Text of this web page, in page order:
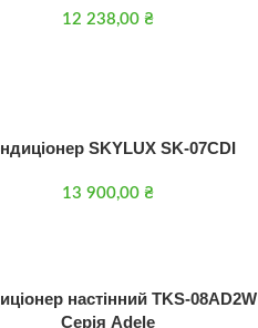
12 238,00 ₴
SKYLUX SK-07CDI
13 900,00 ₴
настінний TKS-08AD2W
Серія Adele